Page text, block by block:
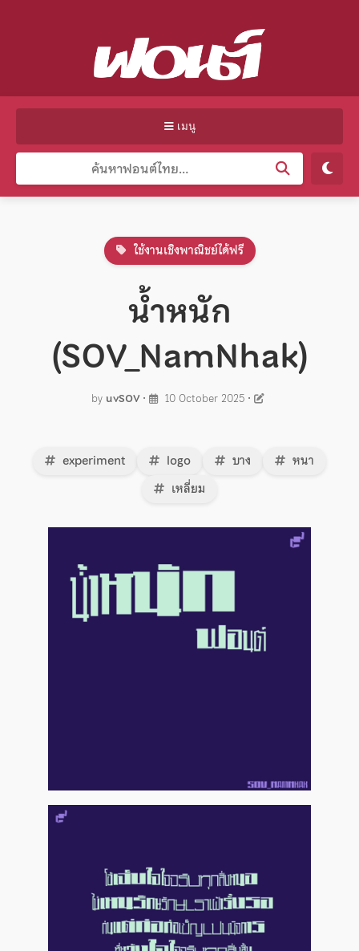
เมนู
ใช้งานเชิงพาณิชย์ได้ฟรี
น้ำหนัก
(SOV_NamNhak)
by uvSOV• 10 October 2025•
experiment logo บาง
หนา
เหลี่ยม